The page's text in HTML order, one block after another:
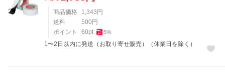
商品価格 1,343円
送料
500円
ポイント
60pt 5%
1〜2日以内に発送（お取り寄せ販売）（休業日を除く）